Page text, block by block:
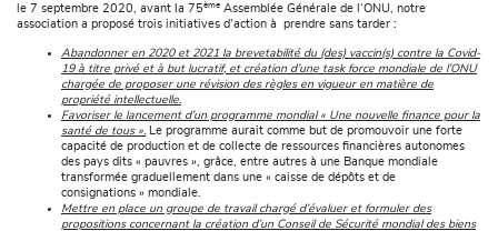
le 7 septembre 2020, avant la 75ème Assemblée Générale de l‘ONU, notre
association a proposé trois initiatives d’action à prendre sans tarder :
Abandonner en 2020 et 2021 la brevetabilité du (des) vaccin(s) contre la Covid-
19 à titre privé et à but lucratif, et création d’une task force mondiale de l’ONU
chargée de proposer une révision des règles en vigueur en matière de
propriété intellectuelle.
Favoriser le lancement d’un programme mondial « Une nouvelle finance pour la
santé de tous ». Le programme aurait comme but de promouvoir une forte
capacité de production et de collecte de ressources financières autonomes
des pays dits « pauvres », grâce, entre autres à une Banque mondiale
transformée graduellement dans une « caisse de dépôts et de
consignations » mondiale.
Mettre en place un groupe de travail chargé d’évaluer et formuler des
propositions concernant la création d’un Conseil de Sécurité mondial des biens